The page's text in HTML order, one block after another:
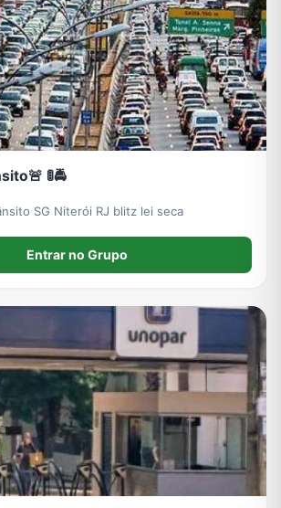
🚦🚔
SG Niterói RJ blitz lei seca
Entrar no Grupo